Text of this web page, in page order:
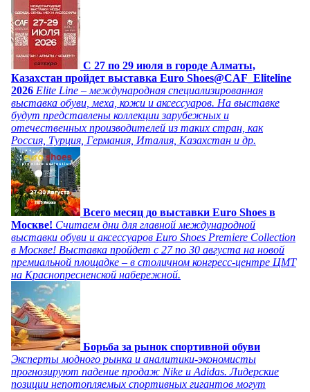
C 27 по 29 июля в городе Алматы,
Казахстан пройдет выставка Euro Shoes@CAF_Eliteline
2026 Elite Line – международная специализированная
выставка обуви, меха, кожи и аксессуаров. На выставке
будут представлены коллекции зарубежных и
отечественных производителей из таких стран, как
Россия, Турция, Германия, Италия, Казахстан и др.
Всего месяц до выставки Euro Shoes в
Москве! Считаем дни для главной международной
выставки обуви и аксессуаров Euro Shoes Premiere Collection
в Москве! Выставка пройдет с 27 по 30 августа на новой
премиальной площадке – в столичном конгресс-центре ЦМТ
на Краснопресненской набережной.
Борьба за рынок спортивной обуви
Эксперты модного рынка и аналитики-экономисты
прогнозируют падение продаж Nike и Adidas. Лидерские
позиции непотопляемых спортивных гигантов могут